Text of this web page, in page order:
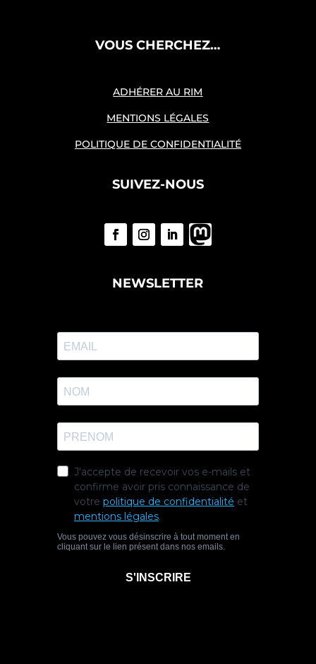
VOUS CHERCHEZ…
ADHÉRER AU RIM
MENTIONS LÉGALES
POLITIQUE DE CONFIDENTIALITÉ
SUIVEZ-NOUS
NEWSLETTER